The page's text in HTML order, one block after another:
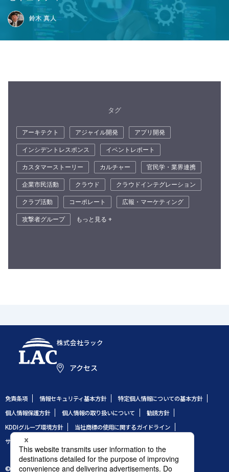
鈴木 真人
タグ
アーキテクト アジャイル開発
アプリ開発
インシデントレスポンス
イベントレポート
カスタマーストーリー
カルチャー
官民学・業界連携
企業市民活動
クラウド
クラウドインテグレーション
クラブ活動
コーポレート
広報・マーケティング
攻撃者グループ
もっと見る +
株式会社ラック
アクセス
免責条項 情報セキュリティ基本方針
特定個人情報についての基本方針
個人情報保護方針
個人情報の取り扱いについて
勧誘方針
KDDIグループ環境方針
当社商標の使用に関するガイドライン
サイトのご利用条件
© 1995 LAC Co., Ltd.